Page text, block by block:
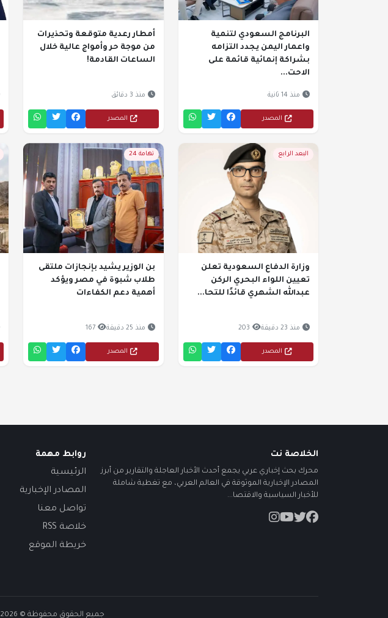
البرنامج السعودي لتنمية
واعمار اليمن يجدد التزامه
بشراكة إنمائية قائمة على
الاحت...
منذ 14 ثانية
المصدر
أمطار رعدية متوقعة وتحذيرات
من موجة حر وأمواج عالية خلال
الساعات القادمة!
منذ 3 دقائق
المصدر
البعد الرابع
وزارة الدفاع السعودية تعلن
تعيين اللواء البحري الركن
عبدالله الشهري قائدًا للتحا...
منذ 23 دقيقة 203
المصدر
تهامة 24
بن الوزير يشيد بإنجازات ملتقى
طلاب شبوة في مصر ويؤكد
أهمية دعم الكفاءات
منذ 25 دقيقة 167
المصدر
الخلاصة نت
محرك بحث إخباري عربي يجمع أحدث الأخبار العاجلة والتقارير من أبرز
المصادر الإخبارية الموثوقة في العالم العربي، مع تغطية شاملة
للأخبار السياسية والاقتصا...
روابط مهمة
الرئيسية
المصادر الإخبارية
تواصل معنا
خلاصة RSS
خريطة الموقع
جميع الحقوق محفوظة © 2026 الخلاصة نت |